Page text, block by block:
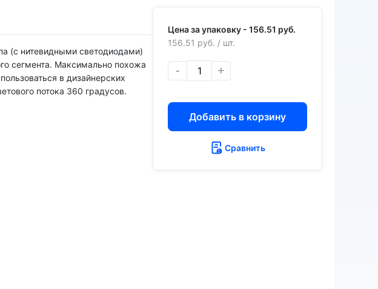
(с нитевидными светодиодами)
сегмента. Максимально похожа
в дизайнерских
потока 360 градусов.
Цена за упаковку - 156.51 руб.
156.51 руб. / шт.
- +
Добавить в корзину
Сравнить